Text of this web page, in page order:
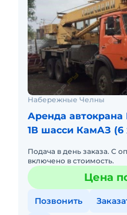
Набережные Челны
Аренда автокрана
1В
Подача в день заказа. С
включено в стоимость.
Цена
Позвонить